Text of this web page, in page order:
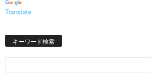
Translate
キーワード検索